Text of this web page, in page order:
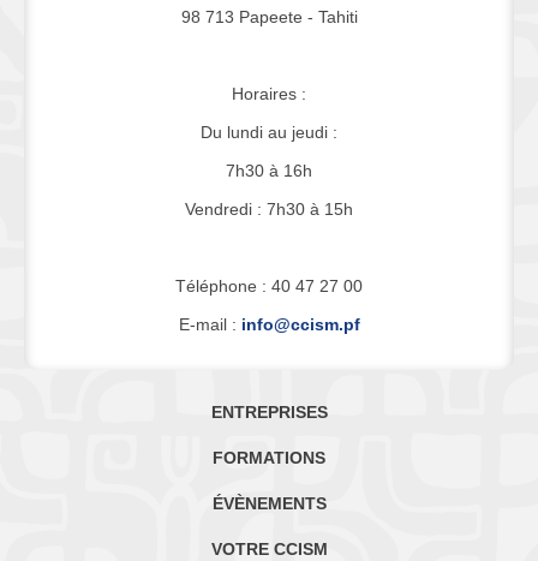
98 713 Papeete - Tahiti
Horaires :
Du lundi au jeudi :
7h30 à 16h
Vendredi : 7h30 à 15h
Téléphone : 40 47 27 00
E-mail : info@ccism.pf
ENTREPRISES
FORMATIONS
ÉVÈNEMENTS
VOTRE CCISM